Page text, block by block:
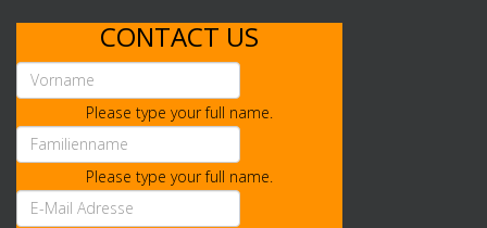
CONTACT US
Please type your full name.
Please type your full name.